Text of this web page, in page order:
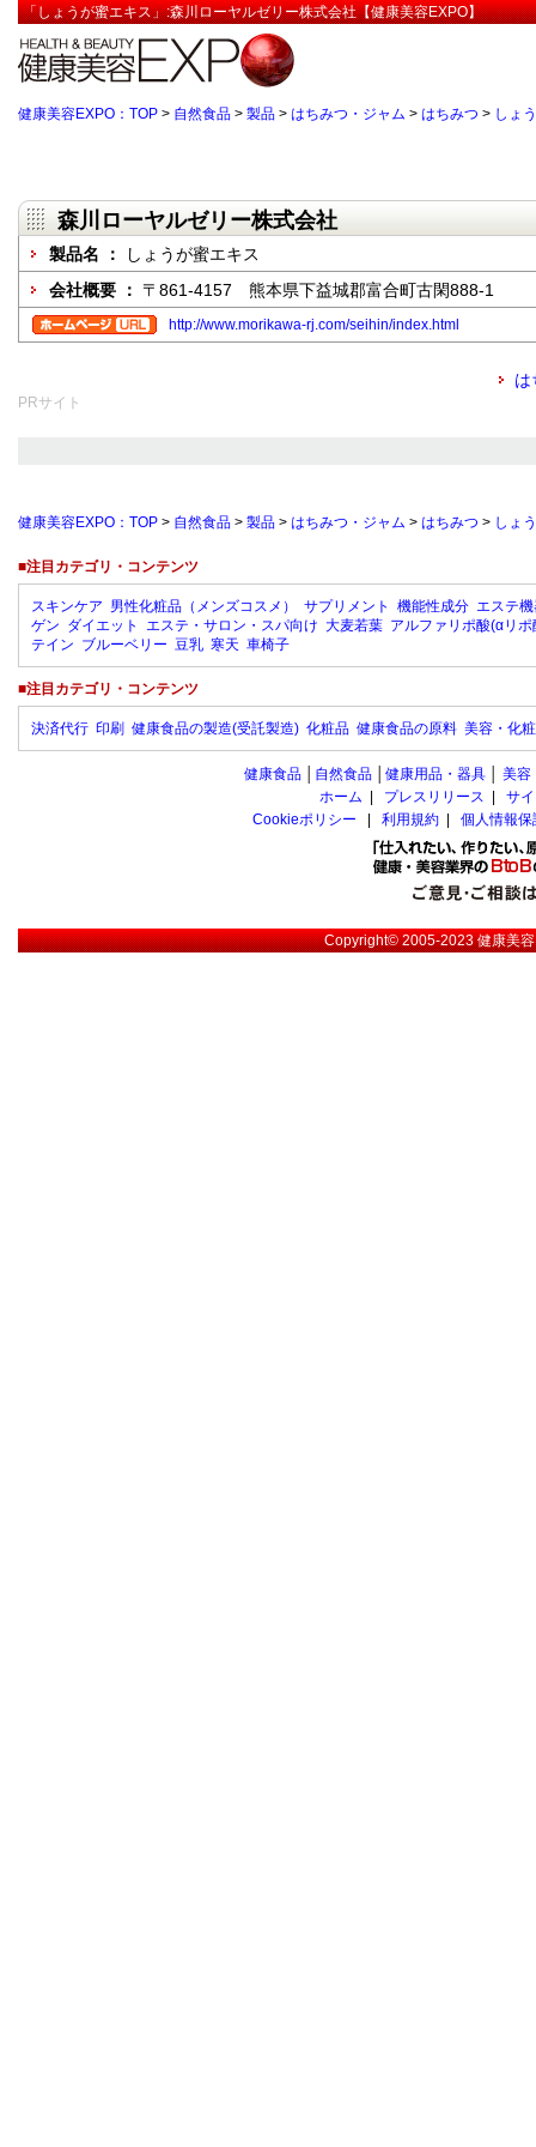
「しょうが蜜エキス」:森川ローヤルゼリー株式会社【健康美容EXPO】
健康美容EXPO：TOP > 自然食品 > 製品 > はちみつ・ジャム > はちみつ > しょ
森川ローヤルゼリー株式会社
製品名 ：
しょうが蜜エキス
会社概要 ： 〒861-4157 熊本県下益城郡富合町古閑888-1
http://www.morikawa-rj.com/seihin/index.html
は
PRサイト
健康美容EXPO：TOP > 自然食品 > 製品 > はちみつ・ジャム > はちみつ > しょ
■注目カテゴリ・コンテンツ
スキンケア 男性化粧品（メンズコスメ） サプリメント 機能性成分 エステ
ゲン ダイエット エステ・サロン・スパ向け 大麦若葉 アルファリポ酸(αリポ
テイン ブルーベリー 豆乳 寒天 車椅子
■注目カテゴリ・コンテンツ
決済代行 印刷 健康食品の製造(受託製造) 化粧品 健康食品の原料 美容・化
健康食品 自然食品 健康用品・器具 美容
ホーム
プレスリリース
サ
Cookieポリシー
利用規約 個人情報
Copyright© 2005-2023健康美